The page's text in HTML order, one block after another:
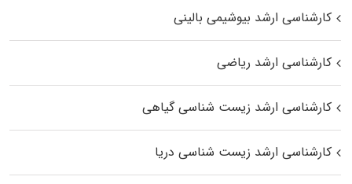
کارشناسی ارشد بیوشیمی بالینی
کارشناسی ارشد ریاضی
کارشناسی ارشد زیست‌ شناسی گیاهی
کارشناسی ارشد زیست‌ شناسی دریا